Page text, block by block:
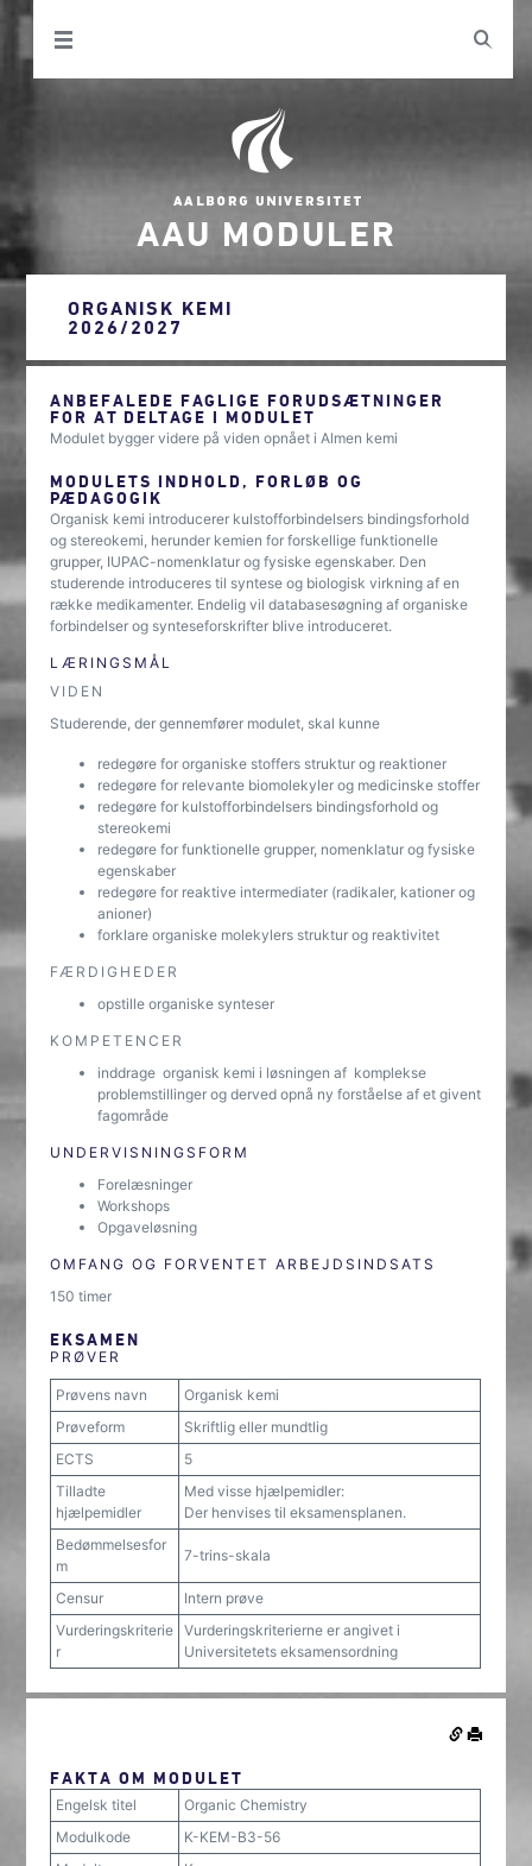
AAU MODULER
ORGANISK KEMI
2026/2027
ANBEFALEDE FAGLIGE FORUDSÆTNINGER
FOR AT DELTAGE I MODULET
Modulet bygger videre på viden opnået i Almen kemi
MODULETS INDHOLD, FORLØB OG
PÆDAGOGIK
Organisk kemi introducerer kulstofforbindelsers bindingsforhold
og stereokemi, herunder kemien for forskellige funktionelle
grupper, IUPAC-nomenklatur og fysiske egenskaber. Den
studerende introduceres til syntese og biologisk virkning af en
række medikamenter. Endelig vil databasesøgning af organiske
forbindelser og synteseforskrifter blive introduceret.
LÆRINGSMÅL
VIDEN
Studerende, der gennemfører modulet, skal kunne
redegøre for organiske stoffers struktur og reaktioner
redegøre for relevante biomolekyler og medicinske stoffer
redegøre for kulstofforbindelsers bindingsforhold og
stereokemi
redegøre for funktionelle grupper, nomenklatur og fysiske
egenskaber
redegøre for reaktive intermediater (radikaler, kationer og
anioner)
forklare organiske molekylers struktur og reaktivitet
FÆRDIGHEDER
opstille organiske synteser
KOMPETENCER
inddrage organisk kemi i løsningen af komplekse
problemstillinger og derved opnå ny forståelse af et givent
fagområde
UNDERVISNINGSFORM
Forelæsninger
Workshops
Opgaveløsning
OMFANG OG FORVENTET ARBEJDSINDSATS
150 timer
EKSAMEN
PRØVER
Prøvens navn
Organisk kemi
Prøveform
Skriftlig eller mundtlig
ECTS
5
Tilladte
hjælpemidler
Med visse hjælpemidler:
Der henvises til eksamensplanen.
Bedømmelsesfor
m
7-trins-skala
Censur
Intern prøve
Vurderingskriterie
r
Vurderingskriterierne er angivet i
Universitetets eksamensordning
FAKTA OM MODULET
Engelsk titel
Organic Chemistry
Modulkode
K-KEM-B3-56